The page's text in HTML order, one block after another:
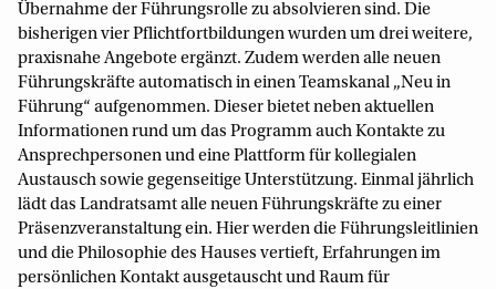
Übernahme der Führungsrolle zu absolvieren sind. Die
bisherigen vier Pflichtfortbildungen wurden um drei weitere,
praxisnahe Angebote ergänzt. Zudem werden alle neuen
Führungskräfte automatisch in einen Teamskanal „Neu in
Führung“ aufgenommen. Dieser bietet neben aktuellen
Informationen rund um das Programm auch Kontakte zu
Ansprechpersonen und eine Plattform für kollegialen
Austausch sowie gegenseitige Unterstützung. Einmal jährlich
lädt das Landratsamt alle neuen Führungskräfte zu einer
Präsenzveranstaltung ein. Hier werden die Führungsleitlinien
und die Philosophie des Hauses vertieft, Erfahrungen im
persönlichen Kontakt ausgetauscht und Raum für